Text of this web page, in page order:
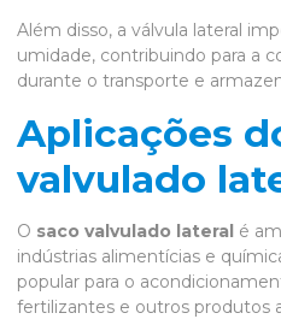
Além disso, a válvula lateral
umidade, contribuindo para a
durante o transporte e
Aplicações
valvulado
O saco valvulado lateral é
indústrias alimentícias e
popular para o
fertilizantes e outros produtos